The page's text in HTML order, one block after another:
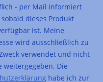
- per Mail informiert
dieses Produkt
ist. Meine
wird ausschließlich zu
verwendet und nicht
weitergegeben. Die
habe ich zur